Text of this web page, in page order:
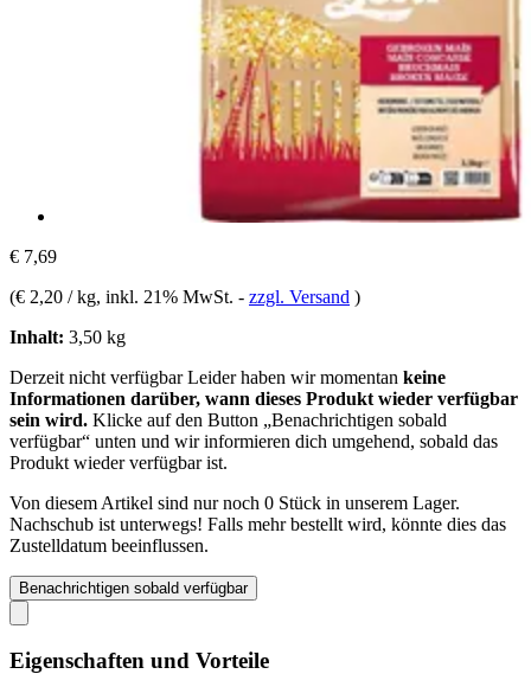
€ 7,69
(€ 2,20 / kg, inkl. 21% MwSt. - zzgl. Versand )
Inhalt: 3,50 kg
Derzeit nicht verfügbarLeider haben wir momentan keine
Informationen darüber, wann dieses Produkt wieder verfügbar
sein wird. Klicke auf den Button „Benachrichtigen sobald
verfügbar“ unten und wir informieren dich umgehend, sobald das
Produkt wieder verfügbar ist.
Von diesem Artikel sind nur noch 0 Stück in unserem Lager.
Nachschub ist unterwegs! Falls mehr bestellt wird, könnte dies das
Zustelldatum beeinflussen.
Benachrichtigen sobald verfügbar
Eigenschaften und Vorteile